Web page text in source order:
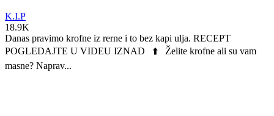
K.I.P
18.9K
Danas pravimo krofne iz rerne i to bez kapi ulja. RECEPT
POGLEDAJTE U VIDEU IZNAD ⬆️ Želite krofne ali su vam
masne? Naprav...